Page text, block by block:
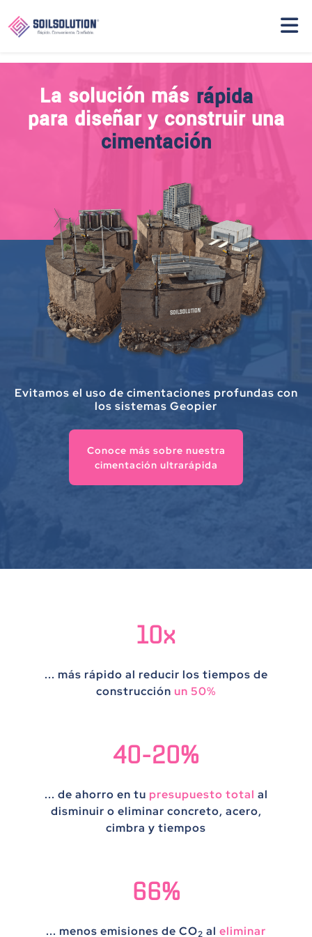
La solución más confiable
conveniente
para diseñar y construir una
cimentación
Evitamos el uso de cimentaciones profundas con
los sistemas Geopier
Conoce más sobre nuestra
cimentación ultrarápida
10x
... más rápido al reducir los tiempos de
construcción un 50%
40-20%
... de ahorro en tu presupuesto total al
disminuir o eliminar concreto, acero,
cimbra y tiempos
66%
... menos emisiones de CO2 al eliminar